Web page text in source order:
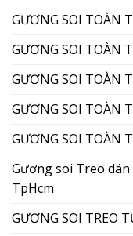
GƯƠNG SOI TOÀN
GƯƠNG SOI TOÀN
GƯƠNG SOI TOÀN
GƯƠNG SOI TOÀN
GƯƠNG SOI TOÀN
Gương soi Treo
TpHcm
GƯƠNG SOI TREO